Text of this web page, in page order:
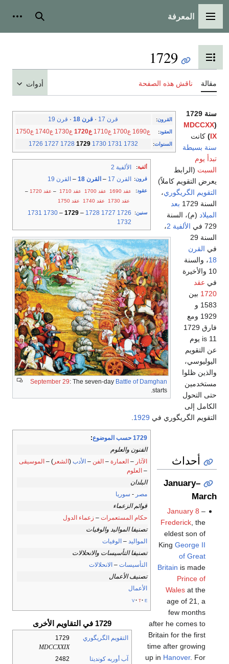
القائمة الرئيسية
المعرفة بحث
تبديل عرض جدول المحتويات
1729
مقالة ناقش هذه الصفحة أدوات
القرون: قرن 17 · قرن 18 · قرن 19
العقود: ع1690 ع1700 ع1710 ع1720 ع1730 ع1740 ع1750
السنوات:
1726 1727 1728 1729 1730 1731 1732
ألفية: الألفية 2
قرون: القرن 17 – القرن 18 – القرن 19
عقود: عقد 1690 عقد 1700 عقد 1710 – عقد 1720
–
عقد 1730
عقد 1740 عقد 1750
سنين:
1726
1727
1728
–
1729
–
1730
1731
1732
September 29: The seven-day Battle of Damghan
starts.
سنة 1729
(
MDCCXX
IX
) كانت
سنة بسيطة
تبدأ يوم
السبت (الرابط
يعرض التقويم كاملاً)
التقويم الگريگوري،
السنة 1729
بعد
الميلاد (م)، السنة
729 في
الألفية 2
،
السنة 29
في القرن
18، والسنة
10 والأخيرة
في عقد
1720 بين
1583 و
1929 ومع
فارق 1729
is 11 يوم
عن التقويم
اليوليوسي،
والذين ظلوا
مستخدمين
حتى التحول
الكامل إلى
التقويم الگريگوري في 1929
1729 حسب الموضوع
:
الفنون والعلوم
الآثار – العمارة – الفن – الأدب ( الشعر ) – الموسيقى
– العلوم
البلدان
مصر - سوريا
قوائم الزعماء
حكام المستعمرات – زعماء الدول
تصنيفا المواليد والوفيات
المواليد – الوفيات
تصنيفا التأسيسات والانحلالات
التأسيسات – الانحلالات
تصنيف الأعمال
الأعمال
v t e
1729 في التقاويم الأخرى
التقويم الگريگوري
1729
MDCCXXIX
آب أوربه كونديتا
2482
أحداث
January–
March
January 8 –
Frederick, the
eldest son of
King George II
of Great
Britain is made
Prince of
Walesat the
age of 21, a
few months
after he comes to
Britain for the first
time after growing
up in Hanover. For